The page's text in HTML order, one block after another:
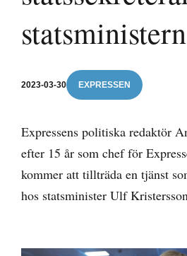
statsministern
2023-03-30 EXPRESSEN
Expressens politiska redaktör
efter 15 år som chef för
kommer att tillträda en tjänst
hos statsminister Ulf